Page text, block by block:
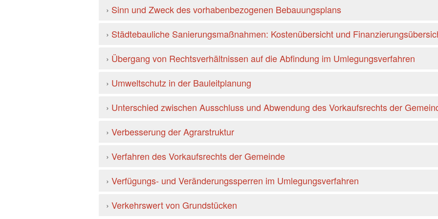
› Sinn und Zweck des vorhabenbezogenen Bebauungsplans
› Städtebauliche Sanierungsmaßnahmen: Kostenübersicht und
› Übergang von Rechtsverhältnissen auf die Abfindung im Umlegungsverfahren
› Umweltschutz in der Bauleitplanung
› Unterschied zwischen Ausschluss und Abwendung des Vorkaufsrechts der
› Verbesserung der Agrarstruktur
› Verfahren des Vorkaufsrechts der Gemeinde
› Verfügungs- und Veränderungssperren im Umlegungsverfahren
› Verkehrswert von Grundstücken